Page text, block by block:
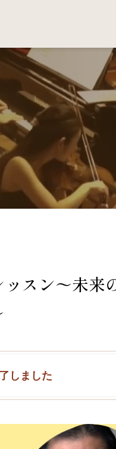
スン～未来
しました